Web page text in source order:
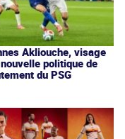
Akliouche, visage
politique de
du PSG